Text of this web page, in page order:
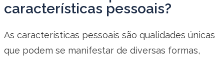
características pessoais?
As características pessoais são qualidades únicas
que podem se manifestar de diversas formas,